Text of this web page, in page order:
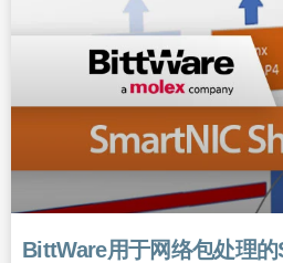
BittWare用于网络包处理